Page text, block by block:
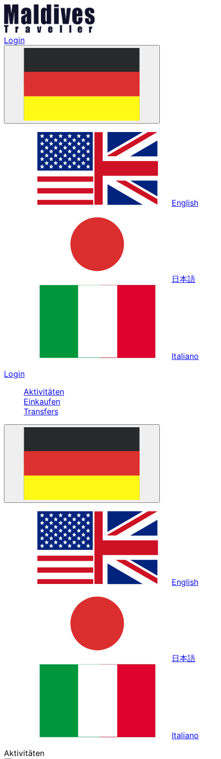
Login
English
日本語
Italiano
Login
Aktivitäten
Einkaufen
Transfers
English
日本語
Italiano
Aktivitäten